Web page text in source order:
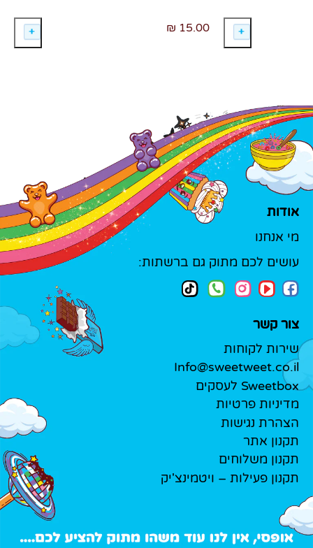
15.00 ₪
אודות
מי אנחנו
עושים לכם מתוק גם ברשתות:
צור קשר
שירות לקוחות
Info@sweetweet.co.il
Sweetbox לעסקים
מדיניות פרטיות
הצהרת נגישות
תקנון אתר
תקנון משלוחים
תקנון פעילות – ויטמינצ'יק